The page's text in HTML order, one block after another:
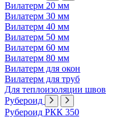
Вилатерм 20 мм
Вилатерм 30 мм
Вилатерм 40 мм
Вилатерм 50 мм
Вилатерм 60 мм
Вилатерм 80 мм
Вилатерм для окон
Вилатерм для труб
Для теплоизоляции швов
Рубероид
Рубероид РКК 350